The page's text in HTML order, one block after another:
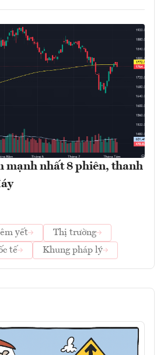
mạnh nhất 8 phiên, thanh
yết
Thị trường
tế Khung pháp lý